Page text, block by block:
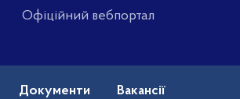
Офіційний вебпортал
Документи Вакансії